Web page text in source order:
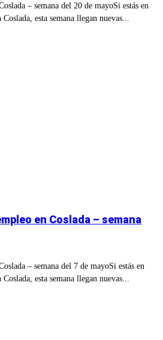
– semana del 20 de mayoSi estás en
esta semana llegan nuevas...
en Coslada – semana
– semana del 7 de mayoSi estás en
esta semana llegan nuevas...